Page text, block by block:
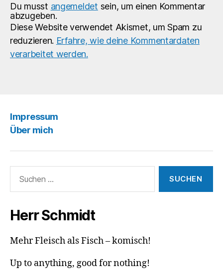
Du musst angemeldet sein, um einen Kommentar
abzugeben.
Diese Website verwendet Akismet, um Spam zu
reduzieren. Erfahre, wie deine Kommentardaten
verarbeitet werden.
Impressum
Über mich
nach:
Herr Schmidt
Mehr Fleisch als Fisch – komisch!
Up to anything, good for nothing!